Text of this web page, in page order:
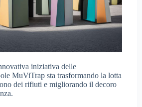
iniziativa delle
MuViTrap sta trasformando la lotta
dei rifiuti e migliorando il decoro